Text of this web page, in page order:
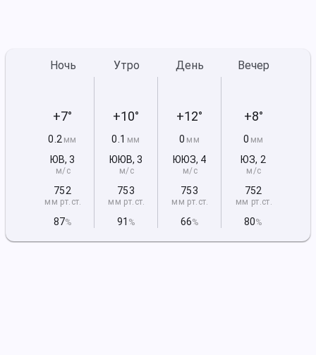
Ночь
+7°
0.2 мм
ЮВ,3
м/с
752
мм рт.ст.
87%
Утро
+10°
0.1 мм
ЮЮВ,3
м/с
753
мм рт.ст.
91 %
День
+12°
0 мм
ЮЮЗ, 4
м/с
753
мм рт.ст.
66%
Вечер
+8°
0 мм
ЮЗ, 2
м/с
752
мм рт.ст.
80%